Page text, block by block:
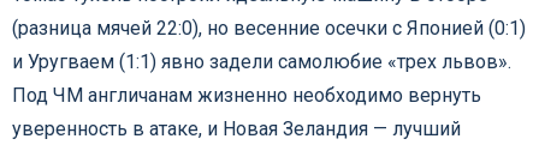
(разница мячей 22:0), но весенние осечки с Японией (0:1)
и Уругваем (1:1) явно задели самолюбие «трех львов».
Под ЧМ англичанам жизненно необходимо вернуть
уверенность в атаке, и Новая Зеландия — лучший